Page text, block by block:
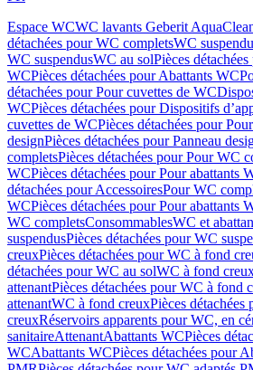
Espace WCWC lavants Geberit
détachées pour WC completsWC
WC suspendusWC au solPièces
WCPièces détachées pour Abattants WC
détachées pour Pour cuvettes de WC
WCPièces détachées pour Dispositifs
cuvettes de WCPièces détachées pour
designPièces détachées pour Panneau
completsPièces détachées pour Pour WC
WCPièces détachées pour Pour abattants
détachées pour AccessoiresPour WC
WCPièces détachées pour Pour abattants
WC completsConsommablesWC et
suspendusPièces détachées pour WC
creuxPièces détachées pour WC à fond
détachées pour WC au solWC à fond
attenantPièces détachées pour WC à fond
attenantWC à fond creuxPièces
creuxRéservoirs apparents pour WC, en
sanitaireAttenantAbattants WCPièces
WCAbattants WCPièces détachées pour